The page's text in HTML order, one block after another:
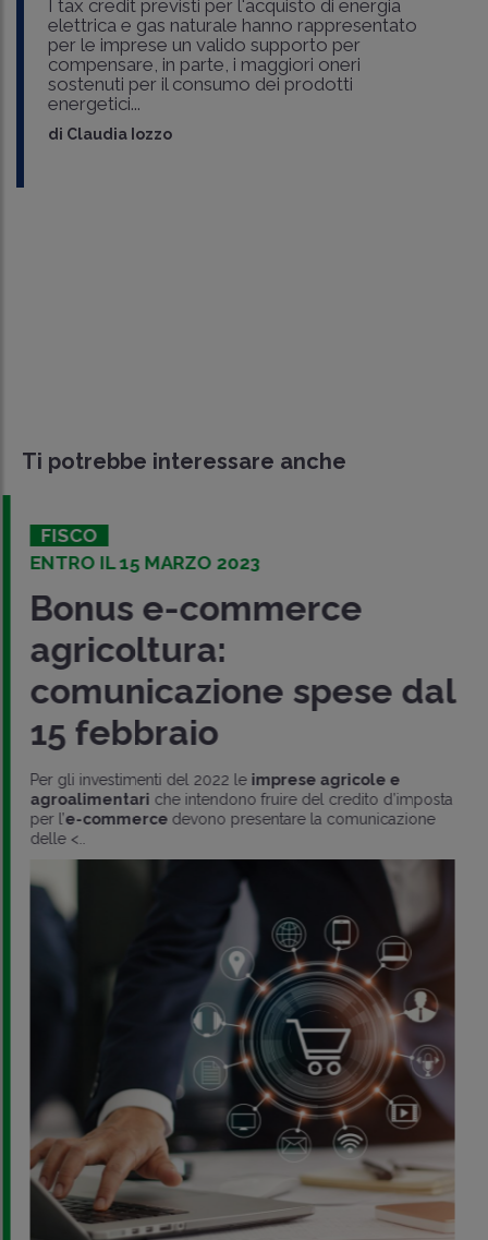
I tax credit previsti per l'acquisto di energia
elettrica e gas naturale hanno rappresentato
per le imprese un valido supporto per
compensare, in parte, i maggiori oneri
sostenuti per il consumo dei prodotti
energetici...
di Claudia Iozzo
Ti potrebbe interessare anche
FISCO
ENTRO IL 15 MARZO 2023
Bonus e-commerce
agricoltura:
comunicazione spese dal
15 febbraio
Per gli investimenti del 2022 le imprese agricole e
agroalimentariche intendono fruire del credito d’imposta
per l’ e-commerce devono presentare la comunicazione
delle <..